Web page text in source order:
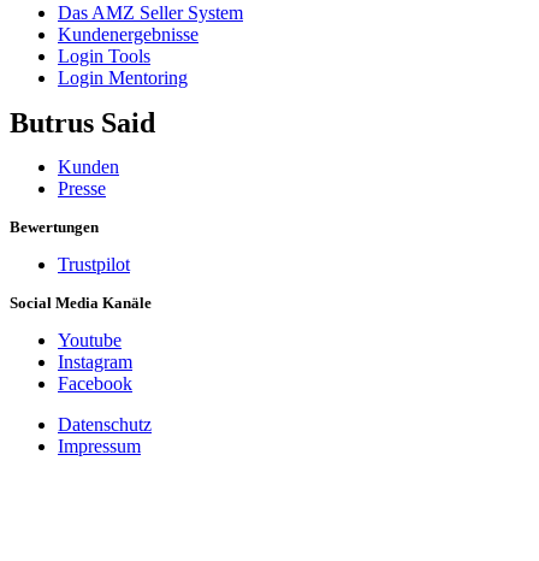
Das AMZ Seller System
Kundenergebnisse
Login Tools
Login Mentoring
Butrus Said
Kunden
Presse
Bewertungen
Trustpilot
Social Media Kanäle
Youtube
Instagram
Facebook
Datenschutz
Impressum